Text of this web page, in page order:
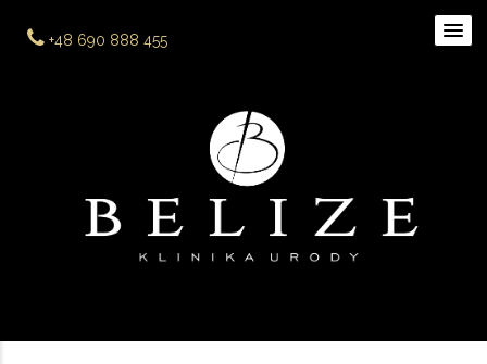
+48 690 888 455